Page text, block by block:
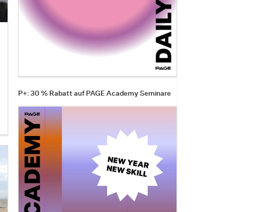
P+: 30 % Rabatt auf PAGE Academy Seminare